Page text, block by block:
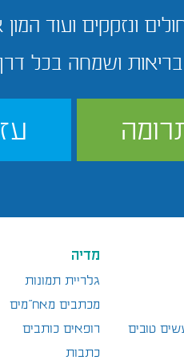
ונזקקים ועוד
בריאות ושמחה בכל
מדיה
גלריית תמונות
מכתבים מאח"מים
רופאים כותבים
כתבות